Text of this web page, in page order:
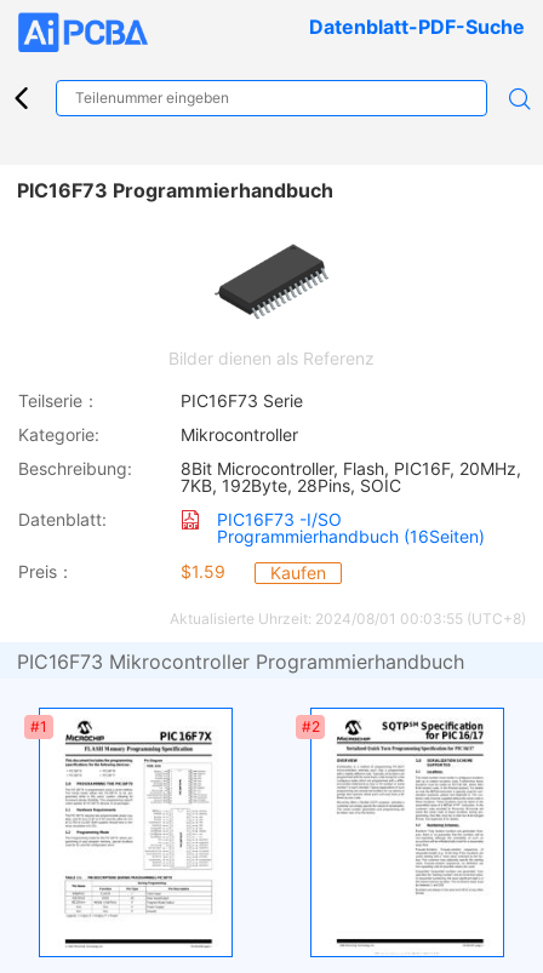
Datenblatt-PDF-Suche
PIC16F73 Programmierhandbuch
Bilder dienen als Referenz
Teilserie：
PIC16F73 Serie
Kategorie:
Mikrocontroller
Beschreibung:
8Bit Microcontroller, Flash, PIC16F, 20MHz,
7KB, 192Byte, 28Pins, SOIC
Datenblatt:
PIC16F73 -I/SO
Programmierhandbuch (16Seiten)
Preis：
$1.59 Kaufen
Aktualisierte Uhrzeit: 2024/08/01 00:03:55 (UTC+8)
PIC16F73 Mikrocontroller Programmierhandbuch
#1 #2